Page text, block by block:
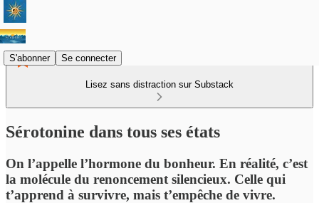
S'abonner Se connecter
Lisez sans distraction sur Substack
Sérotonine dans tous ses états
On l’appelle l’hormone du bonheur. En réalité, c’est
la molécule du renoncement silencieux. Celle qui
t’apprend à survivre, mais t’empêche de vivre.